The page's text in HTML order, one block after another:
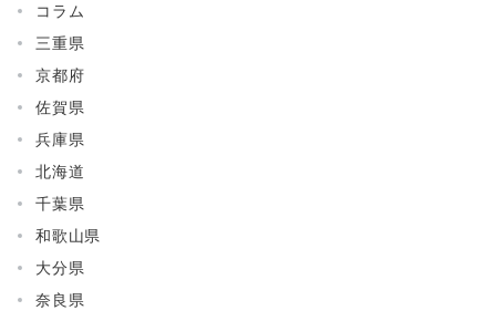
コラム
三重県
京都府
佐賀県
兵庫県
北海道
千葉県
和歌山県
大分県
奈良県